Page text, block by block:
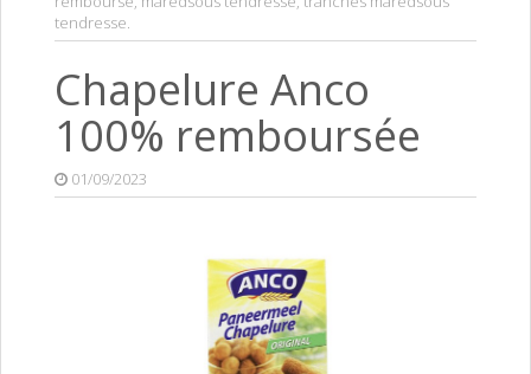
tendresse
Chapelure Anco
100% remboursée
01/09/2023